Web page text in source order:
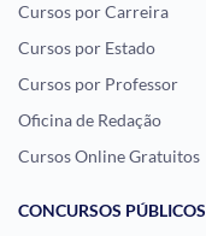
Cursos por Carreira
Cursos por Estado
Cursos por Professor
Oficina de Redação
Cursos Online Gratuitos
CONCURSOS PÚBLICOS